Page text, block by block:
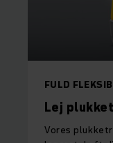
FULD
Lej
Vores